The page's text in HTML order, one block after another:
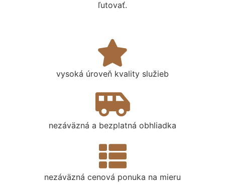
ľutovať.
vysoká úroveň kvality služieb
nezáväzná a bezplatná obhliadka
nezáväzná cenová ponuka na mieru